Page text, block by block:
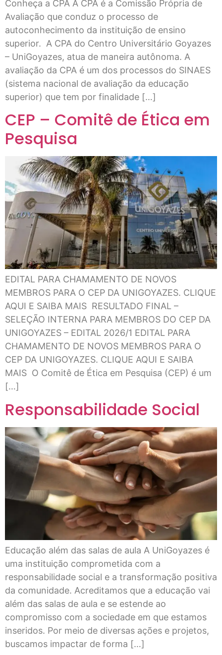
Conheça a CPA A CPA é a Comissão Própria de
Avaliação que conduz o processo de
autoconhecimento da instituição de ensino
superior. A CPA do Centro Universitário Goyazes
– UniGoyazes, atua de maneira autônoma. A
avaliação da CPA é um dos processos do SINAES
(sistema nacional de avaliação da educação
superior) que tem por finalidade […]
CEP – Comitê de Ética em
Pesquisa
EDITAL PARA CHAMAMENTO DE NOVOS
MEMBROS PARA O CEP DA UNIGOYAZES. CLIQUE
AQUI E SAIBA MAIS RESULTADO FINAL –
SELEÇÃO INTERNA PARA MEMBROS DO CEP DA
UNIGOYAZES – EDITAL 2026/1 EDITAL PARA
CHAMAMENTO DE NOVOS MEMBROS PARA O
CEP DA UNIGOYAZES. CLIQUE AQUI E SAIBA
MAIS O Comitê de Ética em Pesquisa (CEP) é um
[…]
Responsabilidade Social
Educação além das salas de aula A UniGoyazes é
uma instituição comprometida com a
responsabilidade social e a transformação positiva
da comunidade. Acreditamos que a educação vai
além das salas de aula e se estende ao
compromisso com a sociedade em que estamos
inseridos. Por meio de diversas ações e projetos,
buscamos impactar de forma […]